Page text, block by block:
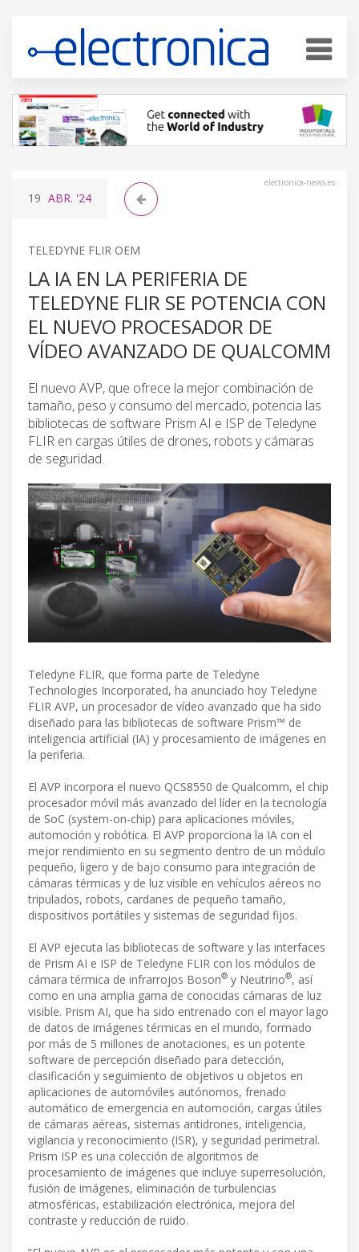
electronica-news.es
19 ABR. '24
TELEDYNE FLIR OEM
LA IA EN LA PERIFERIA DE
TELEDYNE FLIR SE POTENCIA CON
EL NUEVO PROCESADOR DE
VÍDEO AVANZADO DE QUALCOMM
El nuevo AVP, que ofrece la mejor combinación de
tamaño, peso y consumo del mercado, potencia las
bibliotecas de software Prism AI e ISP de Teledyne
FLIR en cargas útiles de drones, robots y cámaras
de seguridad.
Teledyne FLIR, que forma parte de Teledyne
Technologies Incorporated, ha anunciado hoy Teledyne
FLIR AVP, un procesador de vídeo avanzado que ha sido
diseñado para las bibliotecas de software Prism™ de
inteligencia artificial (IA) y procesamiento de imágenes en
la periferia.
El AVP incorpora el nuevo QCS8550 de Qualcomm, el chip
procesador móvil más avanzado del líder en la tecnología
de SoC (system-on-chip) para aplicaciones móviles,
automoción y robótica. El AVP proporciona la IA con el
mejor rendimiento en su segmento dentro de un módulo
pequeño, ligero y de bajo consumo para integración de
cámaras térmicas y de luz visible en vehículos aéreos no
tripulados, robots, cardanes de pequeño tamaño,
dispositivos portátiles y sistemas de seguridad fijos.
El AVP ejecuta las bibliotecas de software y las interfaces
de Prism AI e ISP de Teledyne FLIR con los módulos de
cámara térmica de infrarrojos Boson® y Neutrino®, así
como en una amplia gama de conocidas cámaras de luz
visible. Prism AI, que ha sido entrenado con el mayor lago
de datos de imágenes térmicas en el mundo, formado
por más de 5 millones de anotaciones, es un potente
software de percepción diseñado para detección,
clasificación y seguimiento de objetivos u objetos en
aplicaciones de automóviles autónomos, frenado
automático de emergencia en automoción, cargas útiles
de cámaras aéreas, sistemas antidrones, inteligencia,
vigilancia y reconocimiento (ISR), y seguridad perimetral.
Prism ISP es una colección de algoritmos de
procesamiento de imágenes que incluye superresolución,
fusión de imágenes, eliminación de turbulencias
atmosféricas, estabilización electrónica, mejora del
contraste y reducción de ruido.